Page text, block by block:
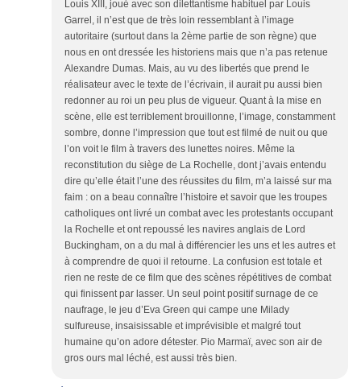
Louis XIII, joué avec son dilettantisme habituel par Louis
Garrel, il n’est que de très loin ressemblant à l’image
autoritaire (surtout dans la 2ème partie de son règne) que
nous en ont dressée les historiens mais que n’a pas retenue
Alexandre Dumas. Mais, au vu des libertés que prend le
réalisateur avec le texte de l’écrivain, il aurait pu aussi bien
redonner au roi un peu plus de vigueur. Quant à la mise en
scène, elle est terriblement brouillonne, l’image, constamment
sombre, donne l’impression que tout est filmé de nuit ou que
l’on voit le film à travers des lunettes noires. Même la
reconstitution du siège de La Rochelle, dont j’avais entendu
dire qu’elle était l’une des réussites du film, m’a laissé sur ma
faim : on a beau connaître l’histoire et savoir que les troupes
catholiques ont livré un combat avec les protestants occupant
la Rochelle et ont repoussé les navires anglais de Lord
Buckingham, on a du mal à différencier les uns et les autres et
à comprendre de quoi il retourne. La confusion est totale et
rien ne reste de ce film que des scènes répétitives de combat
qui finissent par lasser. Un seul point positif surnage de ce
naufrage, le jeu d’Eva Green qui campe une Milady
sulfureuse, insaisissable et imprévisible et malgré tout
humaine qu’on adore détester. Pio Marmaï, avec son air de
gros ours mal léché, est aussi très bien.